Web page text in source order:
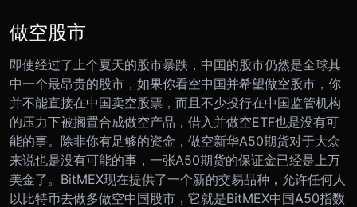
做空股市
即使经过了上个夏天的股市暴跌，中国的股市仍然是全球其
中一个最昂贵的股市，如果你看空中国并希望做空股市，你
并不能直接在中国卖空股票，而且不少投行在中国监管机构
的压力下被搁置合成做空产品，借入并做空ETF也是没有可
能的事。除非你有足够的资金，做空新华A50期货对于大众
来说也是没有可能的事，一张A50期货的保证金已经是上万
美金了。 BitMEX现在提供了一个新的交易品种，允许任何人
以比特币去做多做空中国股市，它就是BitMEX中国A50指数